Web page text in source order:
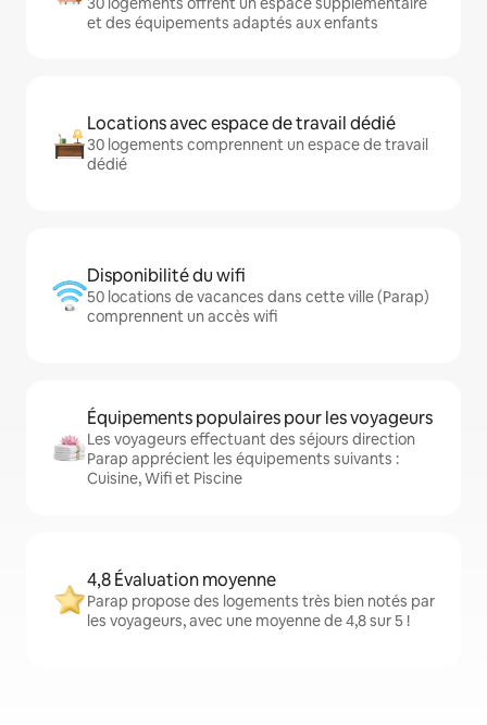
et des équipements adaptés aux enfants
Locations avec espace de travail dédié
30 logements comprennent un espace de travail
dédié
Disponibilité du wifi
50 locations de vacances dans cette ville (Parap)
comprennent un accès wifi
Équipements populaires pour les voyageurs
Les voyageurs effectuant des séjours direction
Parap apprécient les équipements suivants :
Cuisine, Wifi et Piscine
4,8 Évaluation moyenne
Parap propose des logements très bien notés par
les voyageurs, avec une moyenne de 4,8 sur 5 !